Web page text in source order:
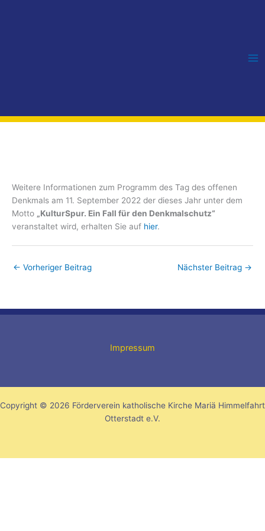
Weitere Informationen zum Programm des Tag des offenen
Denkmals am 11. September 2022 der dieses Jahr unter dem
Motto „KulturSpur. Ein Fall für den Denkmalschutz“
veranstaltet wird, erhalten Sie auf hier.
← Vorheriger Beitrag Nächster Beitrag →
Impressum
Copyright © 2026 Förderverein katholische Kirche Mariä Himmelfahrt
Otterstadt e.V.